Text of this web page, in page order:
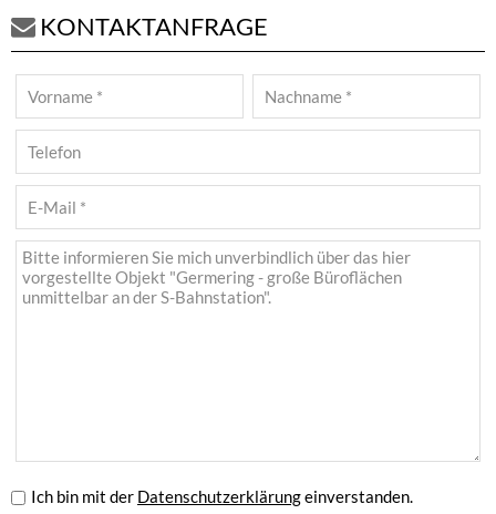
KONTAKTANFRAGE
Ich bin mit der Datenschutzerklärungeinverstanden.